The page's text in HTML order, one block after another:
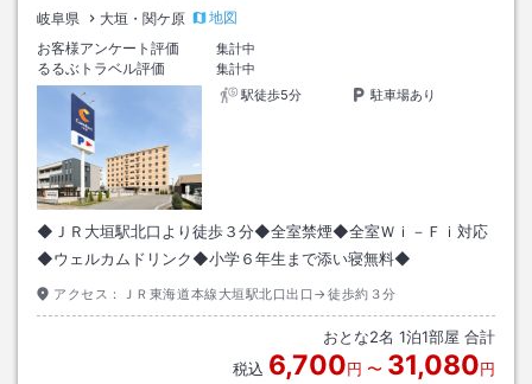
岐阜県 大垣・関ケ原
地図
お客様アンケート評価
集計中
るるぶトラベル評価
集計中
駅徒歩5分
駐車場あり
◆ＪＲ大垣駅北口より徒歩３分◆全室禁煙◆全室Ｗｉ－Ｆｉ対応
◆ウェルカムドリンク◆小学６年生まで添い寝無料◆
アクセス： ＪＲ東海道本線大垣駅北口出口→徒歩約３分
おとな2名 1泊1部屋 合計
税込 6,700円 〜 31,080円